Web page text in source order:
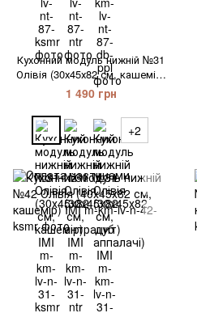
Кухонний модуль нижній №31
Олівія (30х45х82 см, кашемір)
IMI
1 490 грн
+2